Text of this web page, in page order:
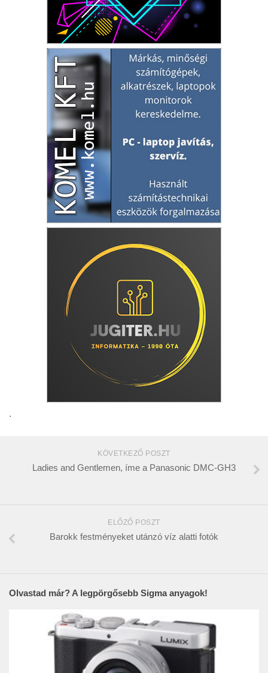
.
KÖVETKEZŐ POSZT
Ladies and Gentlemen, íme a Panasonic DMC-GH3
ELŐZŐ POSZT
Barokk festményeket utánzó víz alatti fotók
Olvastad már? A legpörgősebb Sigma anyagok!